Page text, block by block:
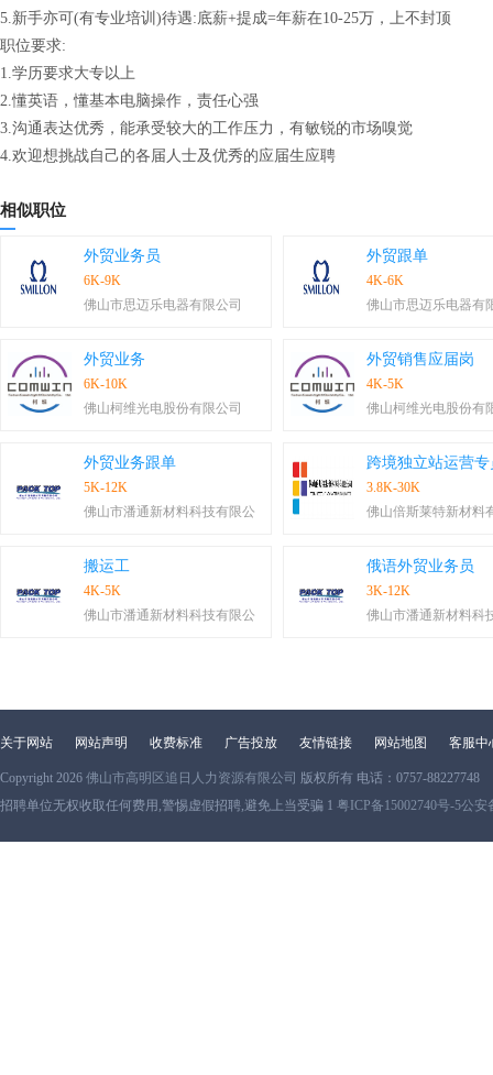
5.新手亦可(有专业培训)待遇:底薪+提成=年薪在10-25万，上不封顶
职位要求:
1.学历要求大专以上
2.懂英语，懂基本电脑操作，责任心强
3.沟通表达优秀，能承受较大的工作压力，有敏锐的市场嗅觉
4.欢迎想挑战自己的各届人士及优秀的应届生应聘
相似职位
外贸业务员
6K-9K
佛山市思迈乐电器有限公司
外贸跟单
4K-6K
佛山市思迈乐电器有
外贸业务
6K-10K
佛山柯维光电股份有限公司
外贸销售应届岗
4K-5K
佛山柯维光电股份有
外贸业务跟单
5K-12K
佛山市潘通新材料科技有限公
跨境独立站运营专
3.8K-30K
佛山倍斯莱特新材料
搬运工
4K-5K
佛山市潘通新材料科技有限公
俄语外贸业务员
3K-12K
佛山市潘通新材料科
关于网站 网站声明 收费标准 广告投放 友情链接 网站地图 客服中
Copyright 2026 佛山市高明区追日人力资源有限公司 版权所有 电话：0757-88227748
招聘单位无权收取任何费用,警惕虚假招聘,避免上当受骗 1 粤ICP备15002740号-5公安